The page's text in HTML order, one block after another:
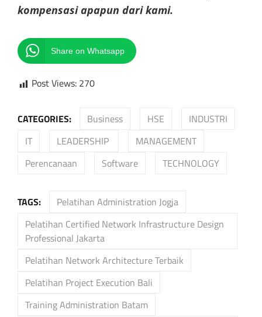
kompensasi apapun dari kami.
Share on Whatsapp
Post Views: 270
CATEGORIES: Business HSE
INDUSTRI
IT
LEADERSHIP
MANAGEMENT
Perencanaan
Software TECHNOLOGY
TAGS:
Pelatihan Administration Jogja
Pelatihan Certified Network Infrastructure Design
Professional Jakarta
Pelatihan Network Architecture Terbaik
Pelatihan Project Execution Bali
Training Administration Batam